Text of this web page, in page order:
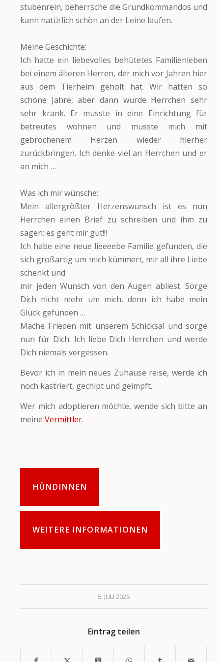
stubenrein, beherrsche die Grundkommandos und
kann natürlich schön an der Leine laufen.
Meine Geschichte:
Ich hatte ein liebevolles behütetes Familienleben
bei einem älteren Herren, der mich vor Jahren hier
aus dem Tierheim geholt hat. Wir hatten so
schöne Jahre, aber dann wurde Herrchen sehr
sehr krank. Er musste in eine Einrichtung für
betreutes wohnen und musste mich mit
gebrochenem Herzen wieder hierher
zurückbringen. Ich denke viel an Herrchen und er
an mich …
Was ich mir wünsche:
Mein allergrößter Herzenswunsch ist es nun
Herrchen einen Brief zu schreiben und ihm zu
sagen: es geht mir gut!!!
Ich habe eine neue lieeeebe Familie gefunden, die
sich großartig um mich kümmert, mir all ihre Liebe
schenkt und
mir jeden Wunsch von den Augen abliest. Sorge
Dich nicht mehr um mich, denn ich habe mein
Glück gefunden …
Mache Frieden mit unserem Schicksal und sorge
nun für Dich. Ich liebe Dich Herrchen und werde
Dich niemals vergessen.
Bevor ich in mein neues Zuhause reise, werde ich
noch kastriert, gechipt und geimpft.
Wer mich adoptieren möchte, wende sich bitte an
meineVermittler.
HÜNDINNEN
WEITERE INFORMATIONEN
5. JULI 2025
Eintrag teilen